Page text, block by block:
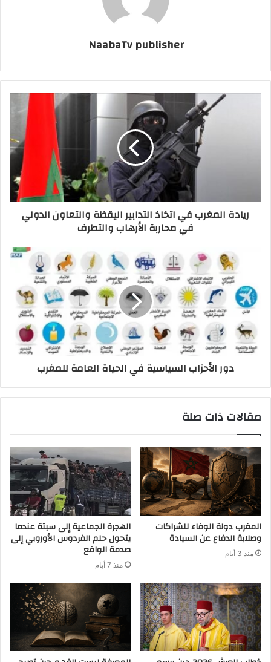
NaabaTv publisher
ريادة المغرب في اتخاذ التدابير اليقظة والتعاون الدولي
في محاربة الأرهاب والتطرف
دور الأحزاب السياسية في الحياة العامة للمغرب
مقالات ذات صلة
المغرب دولة الوفاء للشراكات
وصلابة الدفاع عن السيادة
منذ 3 أيام
الهجرة الجماعية إلى سبتة عندما
يتحول حلم الفردوس الأوروبي إلى
صدمة الواقع
منذ 7 أيام